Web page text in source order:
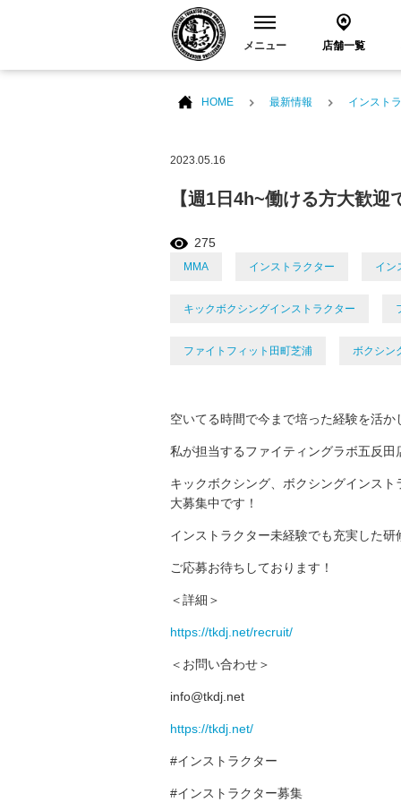
メニュー 店舗一覧
HOME 最新情報 インスト
2023.05.16
【週1日4h~働ける方大歓迎
275
MMA インストラクター イン
キックボクシングインストラクター
ファイトフィット田町芝浦 ボクシン
空いてる時間で今まで培った経験を活か
私が担当するファイティングラボ五反
キックボクシング、ボクシングインス
大募集中です！
インストラクター未経験でも充実した研
ご応募お待ちしております！
＜詳細＞
https://tkdj.net/recruit/
＜お問い合わせ＞
info@tkdj.net
https://tkdj.net/
#インストラクター
#インストラクター募集